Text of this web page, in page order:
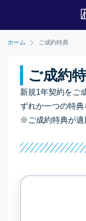
ホーム ご成約特典
ご成約
新規1年契約をご
ずれか一つの特典
※ご成約特典が適